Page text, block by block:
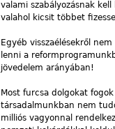
valami szabályozásnak
valahol kicsit többet
Egyéb visszaélésekről
lenni a
jövedelem arányában!
Most furcsa dolgokat
társadalmunkban nem
milliós vagyonnal